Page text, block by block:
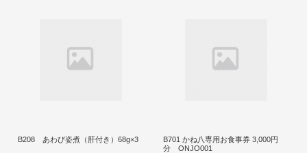
B208 あわび姿煮（肝付き）68g×3
B701 かね八専用お食事券 3,000円
分 ONJO001